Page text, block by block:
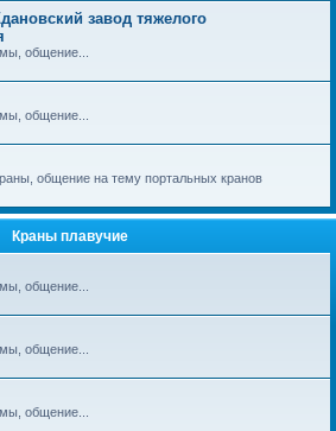
завод тяжелого
общение...
общение...
общение на тему портальных кранов
Краны плавучие
общение...
общение...
общение...